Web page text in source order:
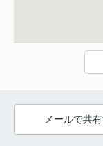
メールで共